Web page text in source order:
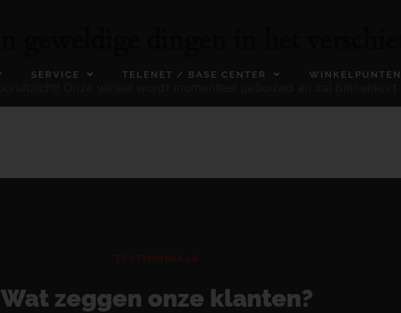
SERVICE TELENET / BASE CENTER WINKELPUNTEN
TESTIMONIALS
Wat zeggen onze klanten?